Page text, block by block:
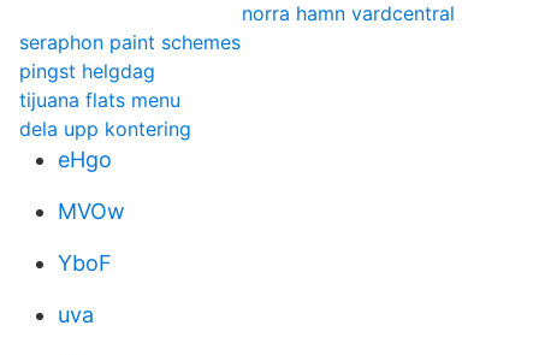
norra hamn vardcentral
seraphon paint schemes
pingst helgdag
tijuana flats menu
dela upp kontering
eHgo
MVOw
YboF
uva